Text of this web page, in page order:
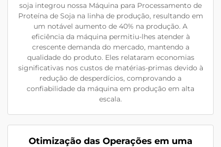
soja integrou nossa Máquina para Processamento de
Proteína de Soja na linha de produção, resultando em
um notável aumento de 40% na produção. A
eficiência da máquina permitiu-lhes atender à
crescente demanda do mercado, mantendo a
qualidade do produto. Eles relataram economias
significativas nos custos de matérias-primas devido à
redução de desperdícios, comprovando a
confiabilidade da máquina em produção em alta
escala.
Otimização das Operações em uma